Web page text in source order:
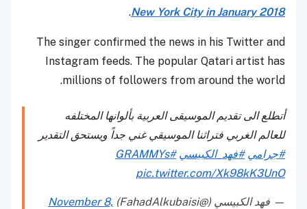
New York City in January 2018
.
The singer confirmed the news in his Twitter and
Instagram feeds. The popular Qatari artist has
millions of followers from around the world.
أتطلع الى تقديم الموسيقى العربية بألوانها المختلفه
للعالم الغربي فتراثنا الموسيقي غني جداً ويستحق التقدير
#جرامي #فهد_الكبيسي #GRAMMYs
pic.twitter.com/Xk98kK3UnO
— فهد الكبيسي (@FahadAlkubaisi)
November 8,